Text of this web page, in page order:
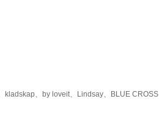
kladskap、by loveit、Lindsay、BLUE CROSS